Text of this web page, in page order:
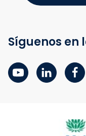
Síguenos en